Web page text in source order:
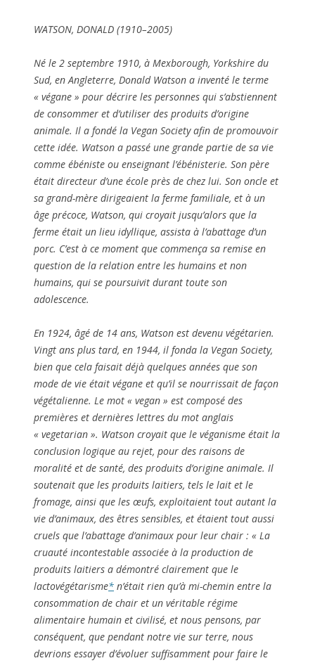
WATSON, DONALD (1910–2005)
Né le 2 septembre 1910, à Mexborough, Yorkshire du
Sud, en Angleterre, Donald Watson a inventé le terme
« végane » pour décrire les personnes qui s’abstiennent
de consommer et d’utiliser des produits d’origine
animale. Il a fondé la Vegan Society afin de promouvoir
cette idée. Watson a passé une grande partie de sa vie
comme ébéniste ou enseignant l’ébénisterie. Son père
était directeur d’une école près de chez lui. Son oncle et
sa grand-mère dirigeaient la ferme familiale, et à un
âge précoce, Watson, qui croyait jusqu’alors que la
ferme était un lieu idyllique, assista à l’abattage d’un
porc. C’est à ce moment que commença sa remise en
question de la relation entre les humains et non
humains, qui se poursuivit durant toute son
adolescence.
En 1924, âgé de 14 ans, Watson est devenu végétarien.
Vingt ans plus tard, en 1944, il fonda la Vegan Society,
bien que cela faisait déjà quelques années que son
mode de vie était végane et qu’il se nourrissait de façon
végétalienne. Le mot « vegan » est composé des
premières et dernières lettres du mot anglais
« vegetarian ». Watson croyait que le véganisme était la
conclusion logique au rejet, pour des raisons de
moralité et de santé, des produits d’origine animale. Il
soutenait que les produits laitiers, tels le lait et le
fromage, ainsi que les œufs, exploitaient tout autant la
vie d’animaux, des êtres sensibles, et étaient tout aussi
cruels que l’abattage d’animaux pour leur chair : « La
cruauté incontestable associée à la production de
produits laitiers a démontré clairement que le
lactovégétarisme* n’était rien qu’à mi-chemin entre la
consommation de chair et un véritable régime
alimentaire humain et civilisé, et nous pensons, par
conséquent, que pendant notre vie sur terre, nous
devrions essayer d’évoluer suffisamment pour faire le